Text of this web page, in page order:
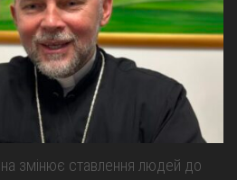
змінює ставлення людей до